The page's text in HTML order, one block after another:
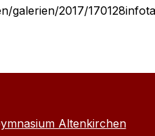
Altenkirchen
galerien/2017/